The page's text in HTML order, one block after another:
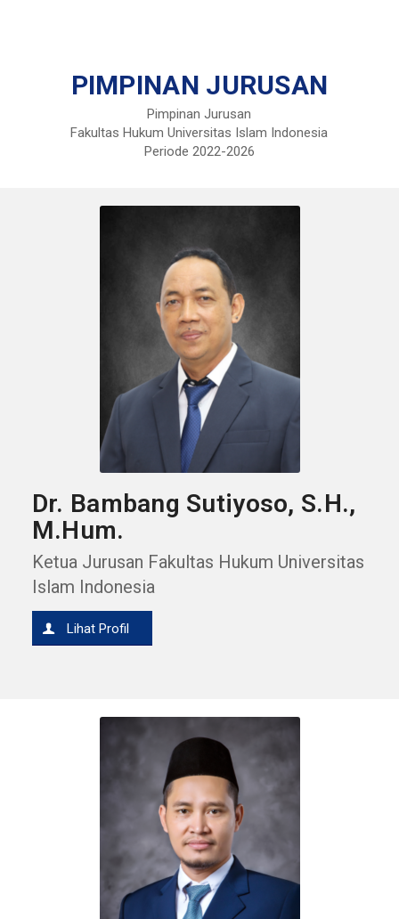
PIMPINAN JURUSAN
Pimpinan Jurusan
Fakultas Hukum Universitas Islam Indonesia
Periode 2022-2026
Dr. Bambang Sutiyoso, S.H.,
M.Hum.
Ketua Jurusan Fakultas Hukum Universitas
Islam Indonesia
Lihat Profil